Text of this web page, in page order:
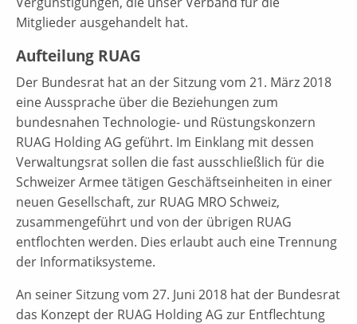
Mitglieder ausgehandelt hat.
Aufteilung RUAG
Der Bundesrat hat an der Sitzung vom 21. März 2018
eine Aussprache über die Beziehungen zum
bundesnahen Technologie- und Rüstungskonzern
RUAG Holding AG geführt. Im Einklang mit dessen
Verwaltungsrat sollen die fast ausschließlich für die
Schweizer Armee tätigen Geschäftseinheiten in einer
neuen Gesellschaft, zur RUAG MRO Schweiz,
zusammengeführt und von der übrigen RUAG
entflochten werden. Dies erlaubt auch eine Trennung
der Informatiksysteme.
An seiner Sitzung vom 27. Juni 2018 hat der Bundesrat
das Konzept der RUAG Holding AG zur Entflechtung